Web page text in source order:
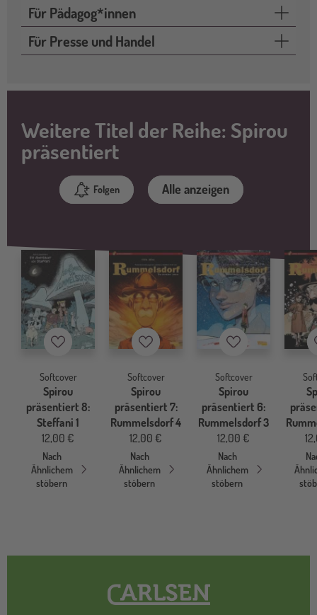
Für Pädagog*innen
Für Presse und Handel
Weitere Titel der Reihe: Spirou
präsentiert
Folgen Alle anzeigen
Merkzettel
Softcover
Spirou
präsentiert 8:
Steffani 1
12,00 €
Nach
Ähnlichem
stöbern
Merkzettel
Softcover
Spirou
präsentiert 7:
Rummelsdorf 4
12,00 €
Nach
Ähnlichem
stöbern
Merkzettel
Softcover
Spirou
präsentiert 6:
Rummelsdorf 3
12,00 €
Nach
Ähnlichem
stöbern